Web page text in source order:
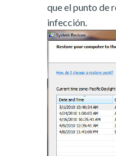
que el punto de
infección.